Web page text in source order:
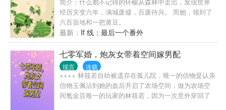
嘱：儿子，村里新来俩知青，勤快精神那个看着有福
气，适合当老婆。另一个病歪歪走三步咳两声，躲远
点。 隔天军官在后山目睹漂亮女知青三拳打死一头野
猪。 军官心噗通噗通跳的厉害：嗯，勤快精神，的确
能娶。 等定亲的时候，军官妈傻眼了，对象和她想的
那个不一样啊？ 姜灵笑眯眯直接改口：妈。 军官妈捂
住胸口：完了，被攻陷了。 听说谢景临探亲回来多了
个小媳妇，听说谢景临的婚事是父母之命媒妁之言，
早晚后悔。 谢景临从不在人前谈论自己妻子，不少人
经历灾变六年，满城废墟，百废待兴。 而她，领到了
六百亩地和一把黄豆。
最新： If 线：最后一个番外
七零军婚，炮灰女带着空间嫁男配
现言 连载
++++ 林筱若自幼被遗弃在孤儿院，唯一的信物是认亲
信物玉佩沾到她的血后开启了农场空间，做为农场空
间氪金且唯一的玩家的林筱若，因为一次意外穿回了